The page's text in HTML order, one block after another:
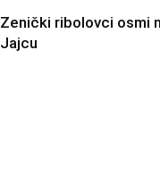
Zenički ribolovci osmi
Jajcu